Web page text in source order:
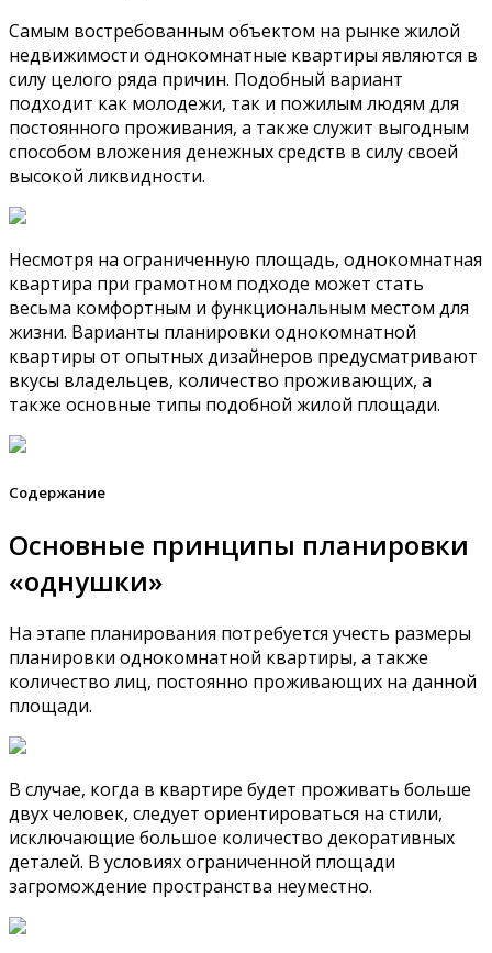
Самым востребованным объектом на рынке жилой
недвижимости однокомнатные квартиры являются в
силу целого ряда причин. Подобный вариант
подходит как молодежи, так и пожилым людям для
постоянного проживания, а также служит выгодным
способом вложения денежных средств в силу своей
высокой ликвидности.
Несмотря на ограниченную площадь, однокомнатная
квартира при грамотном подходе может стать
весьма комфортным и функциональным местом для
жизни. Варианты планировки однокомнатной
квартиры от опытных дизайнеров предусматривают
вкусы владельцев, количество проживающих, а
также основные типы подобной жилой площади.
Содержание
Основные принципы планировки
«однушки»
На этапе планирования потребуется учесть размеры
планировки однокомнатной квартиры, а также
количество лиц, постоянно проживающих на данной
площади.
В случае, когда в квартире будет проживать больше
двух человек, следует ориентироваться на стили,
исключающие большое количество декоративных
деталей. В условиях ограниченной площади
загромождение пространства неуместно.